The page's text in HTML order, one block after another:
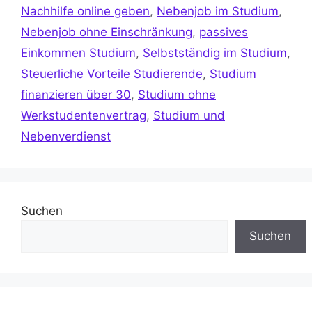
Nachhilfe online geben, Nebenjob im Studium,
Nebenjob ohne Einschränkung, passives
Einkommen Studium, Selbstständig im Studium,
Steuerliche Vorteile Studierende, Studium
finanzieren über 30, Studium ohne
Werkstudentenvertrag, Studium und
Nebenverdienst
Suchen
Suchen